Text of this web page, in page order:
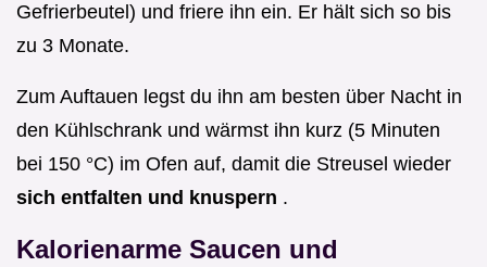
Gefrierbeutel) und friere ihn ein. Er hält sich so bis
zu 3 Monate.
Zum Auftauen legst du ihn am besten über Nacht in
den Kühlschrank und wärmst ihn kurz (5 Minuten
bei 150 °C) im Ofen auf, damit die Streusel wieder
sich entfalten und knuspern .
Kalorienarme Saucen und